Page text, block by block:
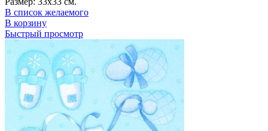
В список желаемого
В корзину
Быстрый просмотр